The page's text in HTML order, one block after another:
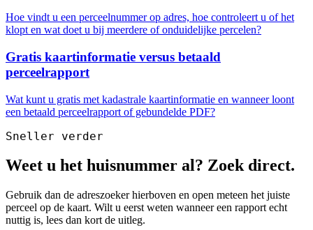
Hoe vindt u een perceelnummer op adres, hoe controleert u of het
klopt en wat doet u bij meerdere of onduidelijke percelen?
Gratis kaartinformatie versus betaald
perceelrapport
Wat kunt u gratis met kadastrale kaartinformatie en wanneer loont
een betaald perceelrapport of gebundelde PDF?
Sneller verder
Weet u het huisnummer al? Zoek direct.
Gebruik dan de adreszoeker hierboven en open meteen het juiste
perceel op de kaart. Wilt u eerst weten wanneer een rapport echt
nuttig is, lees dan kort de uitleg.